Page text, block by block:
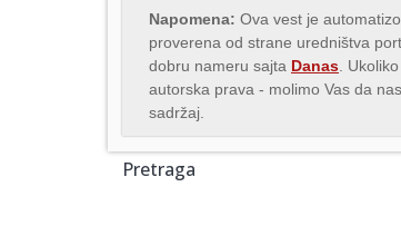
Napomena: Ova vest je
proverena od strane uredništva
dobru nameru sajta Danas .
autorska prava - molimo Vas da
sadržaj.
Pretraga